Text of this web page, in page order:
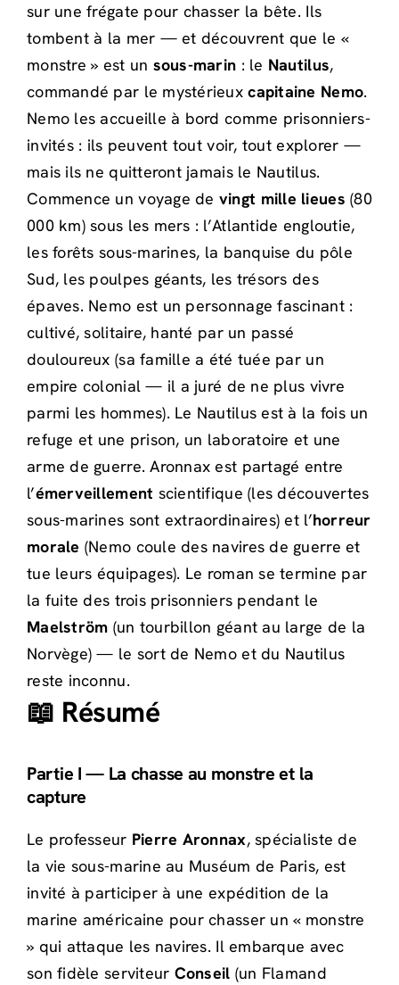
sur une frégate pour chasser la bête. Ils
tombent à la mer — et découvrent que le «
monstre » est un sous-marin : le Nautilus,
commandé par le mystérieuxcapitaine Nemo.
Nemo les accueille à bord comme prisonniers-
invités : ils peuvent tout voir, tout explorer —
mais ils ne quitteront jamais le Nautilus.
Commence un voyage de vingt mille lieues (80
000 km) sous les mers : l’Atlantide engloutie,
les forêts sous-marines, la banquise du pôle
Sud, les poulpes géants, les trésors des
épaves. Nemo est un personnage fascinant :
cultivé, solitaire, hanté par un passé
douloureux (sa famille a été tuée par un
empire colonial — il a juré de ne plus vivre
parmi les hommes). Le Nautilus est à la fois un
refuge et une prison, un laboratoire et une
arme de guerre. Aronnax est partagé entre
l’émerveillement scientifique (les découvertes
sous-marines sont extraordinaires) et l’horreur
morale (Nemo coule des navires de guerre et
tue leurs équipages). Le roman se termine par
la fuite des trois prisonniers pendant le
Maelström (un tourbillon géant au large de la
Norvège) — le sort de Nemo et du Nautilus
reste inconnu.
📖 Résumé
Partie I — La chasse au monstre et la
capture
Le professeur Pierre Aronnax, spécialiste de
la vie sous-marine au Muséum de Paris, est
invité à participer à une expédition de la
marine américaine pour chasser un « monstre
» qui attaque les navires. Il embarque avec
son fidèle serviteur Conseil (un Flamand